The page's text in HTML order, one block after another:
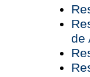
de